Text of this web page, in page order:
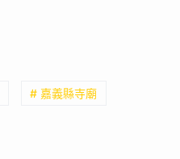
# 嘉義縣寺廟